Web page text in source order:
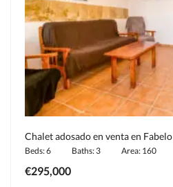
Chalet adosado en venta en Fabelo
Beds: 6 Baths: 3 Area: 160
€295,000